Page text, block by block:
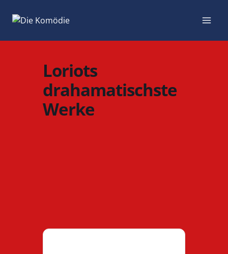
Inhalt
Loriots
drahamatischste
Werke